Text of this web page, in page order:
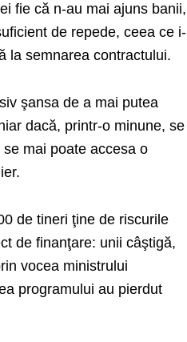
fie că n-au mai ajuns banii,
de repede, ceea ce i-
la semnarea contractului.
şansa de a mai putea
dacă, printr-o minune, se
mai poate accesa o
de tineri ţine de riscurile
de finanţare: unii câştigă,
vocea ministrului
programului au pierdut